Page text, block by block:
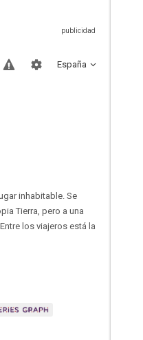
España
inhabitable. Se
Tierra, pero a una
los viajeros está la